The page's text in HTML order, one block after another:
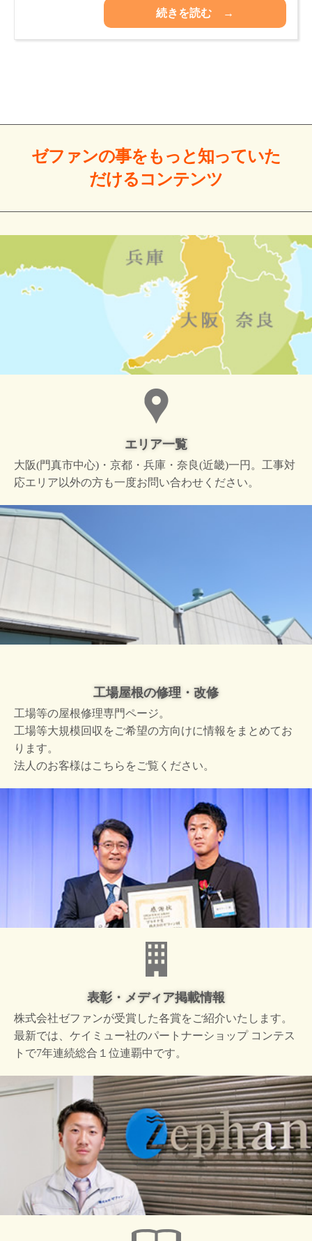
続きを読む →
ゼファンの事をもっと知っていた
だけるコンテンツ
エリア一覧
大阪(門真市中心)・京都・兵庫・奈良(近畿)一円。工事対
応エリア以外の方も一度お問い合わせください。
工場屋根の修理・改修
工場等の屋根修理専門ページ。
工場等大規模回収をご希望の方向けに情報をまとめてお
ります。
法人のお客様はこちらをご覧ください。
表彰・メディア掲載情報
株式会社ゼファンが受賞した各賞をご紹介いたします。
最新では、ケイミュー社のパートナーショップ コンテス
トで7年連続総合１位連覇中です。